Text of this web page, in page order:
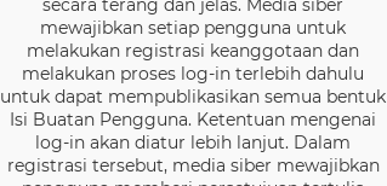
secara terang dan jelas. Media siber
mewajibkan setiap pengguna untuk
melakukan registrasi keanggotaan dan
melakukan proses log-in terlebih dahulu
untuk dapat mempublikasikan semua bentuk
Isi Buatan Pengguna. Ketentuan mengenai
log-in akan diatur lebih lanjut. Dalam
registrasi tersebut, media siber mewajibkan